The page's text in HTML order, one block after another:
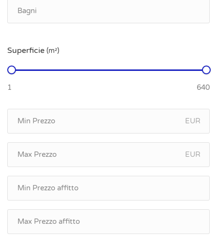
Superficie (m²)
EUR
EUR